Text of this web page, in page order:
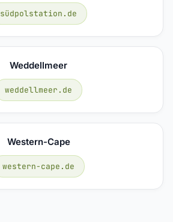
südpolstation.de
Weddellmeer
weddellmeer.de
Western-Cape
western-cape.de